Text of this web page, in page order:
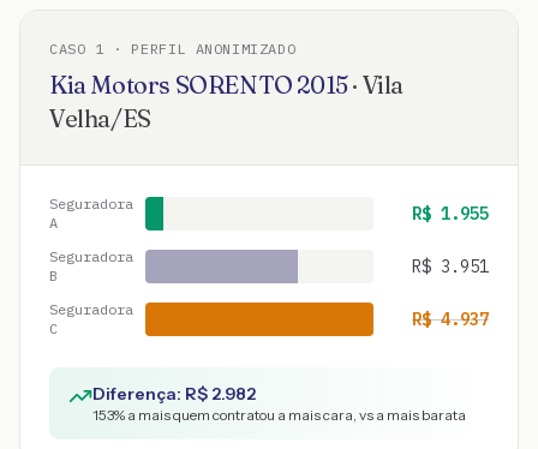
CASO 1 · PERFIL ANONIMIZADO
Kia Motors SORENTO 2015· Vila
Velha/ES
Seguradora
A
R$ 1.955
Seguradora
B
R$ 3.951
Seguradora
C
R$4.937
Diferença: R$ 2.982
153% a mais quem contratou a mais cara, vs a mais barata